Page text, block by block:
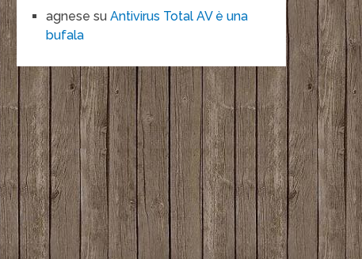
agnese suAntivirus Total AV è una
bufala